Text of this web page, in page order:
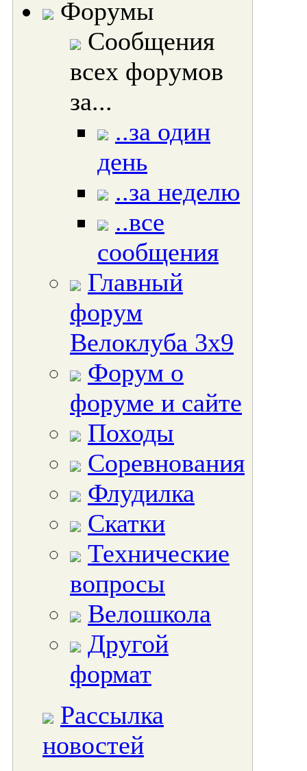
Форумы
Сообщения
всех форумов
за...
..за один
день
..за неделю
..все
сообщения
Главный
форум
Велоклуба 3х9
Форум о
форуме и сайте
Походы
Соревнования
Флудилка
Скатки
Технические
вопросы
Велошкола
Другой
формат
Рассылка
новостей